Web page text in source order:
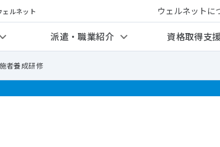
ルネット ウェルネットに
派遣・職業紹介 資格取得支
者養成研修